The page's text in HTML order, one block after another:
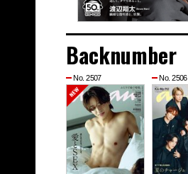
Backnumber
No. 2507 No. 2506